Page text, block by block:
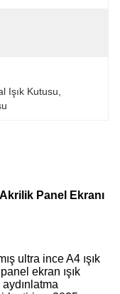
Işık Kutusu
Panel Ekranı
ultra ince A4 ışık
ekran ışık